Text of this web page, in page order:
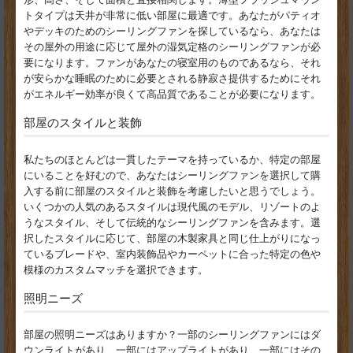
トタイプは天井が非常に低い部屋に最適です。あなたがパティオ
やデッキのためのシーリングファンを探しているなら、あなたは
その屋外の用途に応じて屋外の湿気定格のシーリングファンが必
要になります。ファンがあなたの寝室用のものであるなら、それ
が安らかな睡眠のために必要とされる静寂さ提供するためにそれ
がエネルギー効率が良くて高品質であることが必要になります。
部屋のスタイルと装飾
私たちのほとんどは一貫したテーマを持っているか、特定の部屋
にいることを好むので、あなたはシーリングファンを選択して購
入する前に部屋のスタイルと装飾を考慮したいと思うでしょう。
いくつかの人気のあるスタイルは現代風のモデル、リゾートのよ
うなスタイル、そして伝統的なシーリングファンを含みます。選
択したスタイルに応じて、部屋の木製家具と同じ仕上がりになっ
ているブレードや、室内装飾品やカーペットに合った特定の色や
模様のカスタムマッチを選択できます。
照明ニーズ
部屋の照明ニーズはありますか？一部のシーリングファンにはダ